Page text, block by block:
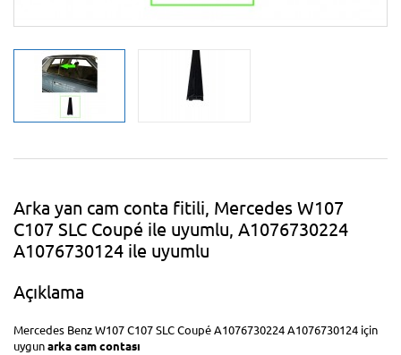
Arka yan cam conta fitili, Mercedes W107
C107 SLC Coupé ile uyumlu, A1076730224
A1076730124 ile uyumlu
Açıklama
Mercedes Benz W107 C107 SLC Coupé A1076730224 A1076730124 için
uygunarka cam contası